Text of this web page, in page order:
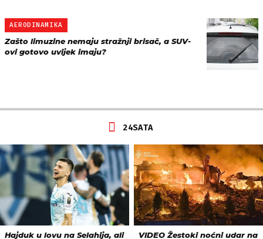
AERODINAMIKA
Zašto limuzine nemaju stražnji brisač, a SUV-
ovi gotovo uvijek imaju?